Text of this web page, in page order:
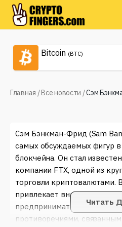
Bitcoin (BTC)
Главная /Все новости /Сэм
Сэм Бэнкман-Фрид (Sam
самых обсуждаемых фигур
блокчейна. Он стал
компании FTX, одной из
торговли криптовалютами.
привлекает внимание как
предпринимательским
противоречиями,
Читать